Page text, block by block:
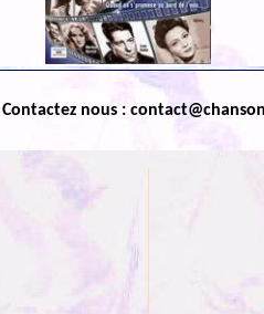
Contactez nous :